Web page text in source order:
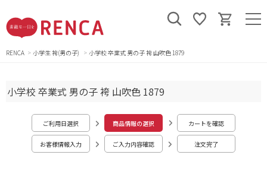
RENCA 小学生 袴(男の子) 小学校 卒業式 男の子 袴 山吹色 1879
小学校 卒業式 男の子 袴 山吹色 1879
ご利用日選択 商品情報の選択 カートを確認
お客様情報入力 ご入力内容確認 注文完了